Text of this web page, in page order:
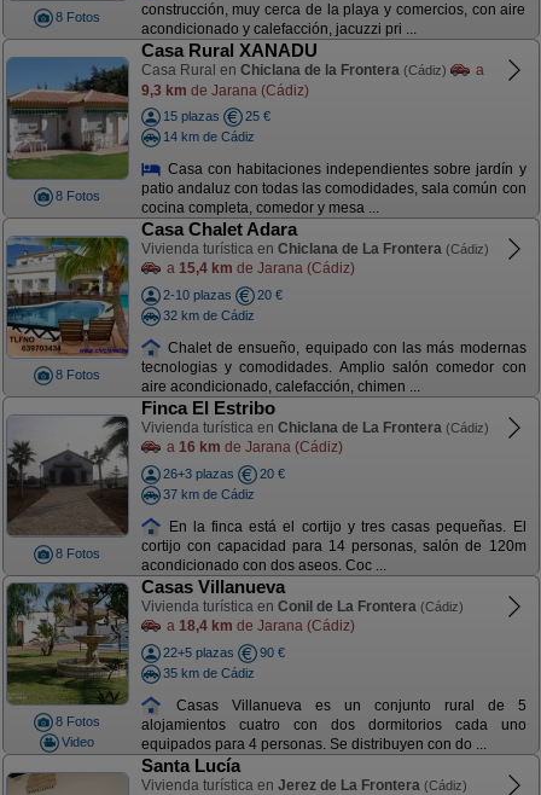
8 Fotos
construcción, muy cerca de la playa y comercios, con aire
acondicionado y calefacción, jacuzzi pri ...
8 Fotos
Casa Rural XANADU
Casa Rural en Chiclana de la Frontera (Cádiz)
a
9,3 km de Jarana (Cádiz)
15 plazas
25 €
14 km de Cádiz
Casa con habitaciones independientes sobre jardín y
patio andaluz con todas las comodidades, sala común con
cocina completa, comedor y mesa ...
8 Fotos
Casa Chalet Adara
Vivienda turística en Chiclana de La Frontera (Cádiz)
a 15,4 km de Jarana (Cádiz)
2-10 plazas
20 €
32 km de Cádiz
Chalet de ensueño, equipado con las más modernas
tecnologias y comodidades. Amplio salón comedor con
aire acondicionado, calefacción, chimen ...
8 Fotos
Finca El Estribo
Vivienda turística en Chiclana de La Frontera (Cádiz)
a 16 km de Jarana (Cádiz)
26+3 plazas
20 €
37 km de Cádiz
En la finca está el cortijo y tres casas pequeñas. El
cortijo con capacidad para 14 personas, salón de 120m
acondicionado con dos aseos. Coc ...
8 Fotos
Video
Casas Villanueva
Vivienda turística en Conil de La Frontera (Cádiz)
a 18,4 km de Jarana (Cádiz)
22+5 plazas
90 €
35 km de Cádiz
Casas Villanueva es un conjunto rural de 5
alojamientos cuatro con dos dormitorios cada uno
equipados para 4 personas. Se distribuyen con do ...
Santa Lucía
Vivienda turística en Jerez de La Frontera (Cádiz)